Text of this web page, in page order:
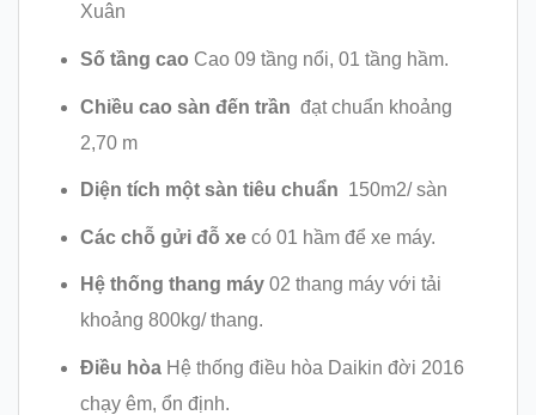
Xuân
Số tầng cao Cao 09 tầng nổi, 01 tầng hầm.
Chiều cao sàn đến trần đạt chuẩn khoảng
2,70 m
Diện tích một sàn tiêu chuẩn 150m2/ sàn
Các chỗ gửi đỗ xe có 01 hầm để xe máy.
Hệ thống thang máy 02 thang máy với tải
khoảng 800kg/ thang.
Điều hòa Hệ thống điều hòa Daikin đời 2016
chạy êm, ổn định.